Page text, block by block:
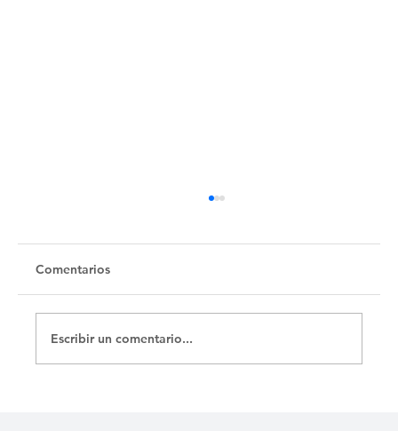
Untitled
Comentarios
Escribir un comentario...